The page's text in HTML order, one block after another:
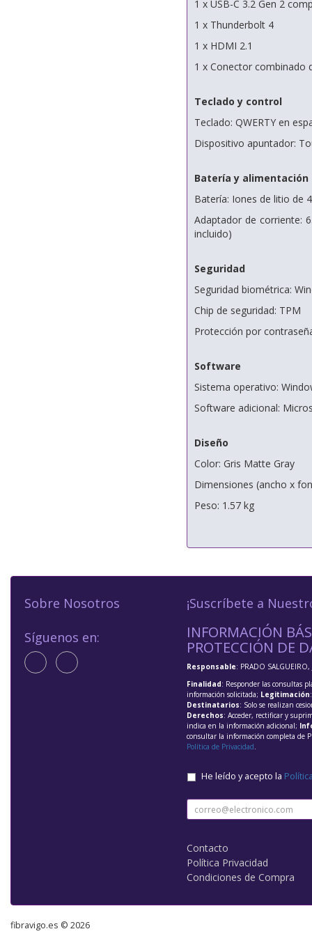
1 x USB-C 3.2 Gen 2
1 x Thunderbolt 4
1 x HDMI 2.1
1 x Conector combinado
Teclado y control
Teclado: QWERTY en
Dispositivo apuntador:
Batería y alimentación
Batería: Iones de litio de
Adaptador de corriente:
incluido)
Seguridad
Seguridad biométrica:
Chip de seguridad: TPM
Protección por
Software
Sistema operativo:
Software adicional:
Diseño
Color: Gris Matte Gray
Dimensiones (ancho x
Peso: 1.57 kg
Sobre Nosotros
Síguenos en:
¡Suscríbete a
INFORMACIÓN
PROTECCIÓN DE
Responsable: PRADO SALGUEIRO,
Finalidad: Responder las consultas
información solicitada; Legitimación
Destinatarios: Solo se realizan
Derechos: Acceder, rectificar y
indica en la información adicional;
consultar la información completa de
Política de Privacidad.
He leído y acepto la
Contacto
Política Privacidad
Condiciones de Compra
fibravigo.es © 2026